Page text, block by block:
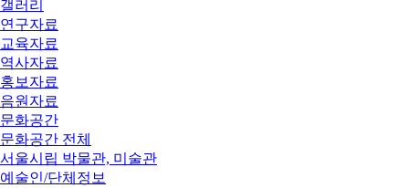
갤러리
연구자료
교육자료
역사자료
홍보자료
음원자료
문화공간
문화공간 전체
서울시립 박물관, 미술관
예술인/단체정보